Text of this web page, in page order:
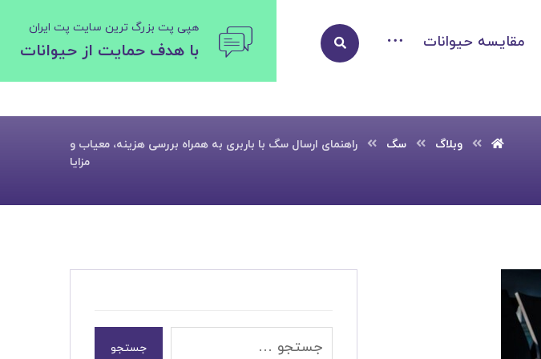
هپی پت بزرگ ترین سایت پت ایران
با هدف حمایت از حیوانات مقایسه حیوانات
وبلاگ سگ
راهنمای ارسال سگ با باربری به همراه بررسی هزینه، معیاب و
مزایا
جستجو